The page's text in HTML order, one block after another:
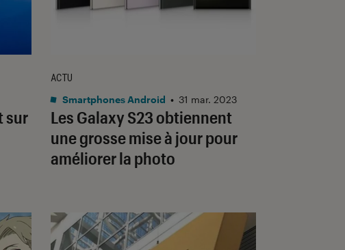
sur
Les Galaxy S23 obtiennent
une grosse mise à jour pour
améliorer la photo
ACTU
Smartphones Android • 31 mar. 2023